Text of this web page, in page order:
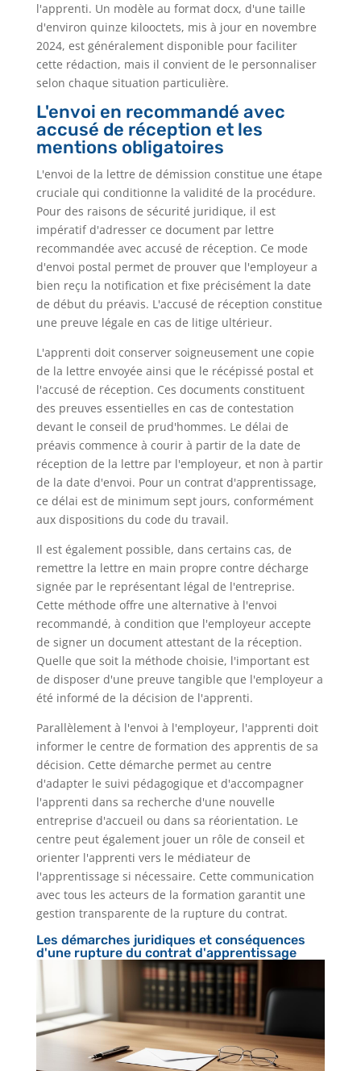
l'apprenti. Un modèle au format docx, d'une taille
d'environ quinze kilooctets, mis à jour en novembre
2024, est généralement disponible pour faciliter
cette rédaction, mais il convient de le personnaliser
selon chaque situation particulière.
L'envoi en recommandé avec
accusé de réception et les
mentions obligatoires
L'envoi de la lettre de démission constitue une étape
cruciale qui conditionne la validité de la procédure.
Pour des raisons de sécurité juridique, il est
impératif d'adresser ce document par lettre
recommandée avec accusé de réception. Ce mode
d'envoi postal permet de prouver que l'employeur a
bien reçu la notification et fixe précisément la date
de début du préavis. L'accusé de réception constitue
une preuve légale en cas de litige ultérieur.
L'apprenti doit conserver soigneusement une copie
de la lettre envoyée ainsi que le récépissé postal et
l'accusé de réception. Ces documents constituent
des preuves essentielles en cas de contestation
devant le conseil de prud'hommes. Le délai de
préavis commence à courir à partir de la date de
réception de la lettre par l'employeur, et non à partir
de la date d'envoi. Pour un contrat d'apprentissage,
ce délai est de minimum sept jours, conformément
aux dispositions du code du travail.
Il est également possible, dans certains cas, de
remettre la lettre en main propre contre décharge
signée par le représentant légal de l'entreprise.
Cette méthode offre une alternative à l'envoi
recommandé, à condition que l'employeur accepte
de signer un document attestant de la réception.
Quelle que soit la méthode choisie, l'important est
de disposer d'une preuve tangible que l'employeur a
été informé de la décision de l'apprenti.
Parallèlement à l'envoi à l'employeur, l'apprenti doit
informer le centre de formation des apprentis de sa
décision. Cette démarche permet au centre
d'adapter le suivi pédagogique et d'accompagner
l'apprenti dans sa recherche d'une nouvelle
entreprise d'accueil ou dans sa réorientation. Le
centre peut également jouer un rôle de conseil et
orienter l'apprenti vers le médiateur de
l'apprentissage si nécessaire. Cette communication
avec tous les acteurs de la formation garantit une
gestion transparente de la rupture du contrat.
Les démarches juridiques et conséquences
d'une rupture du contrat d'apprentissage